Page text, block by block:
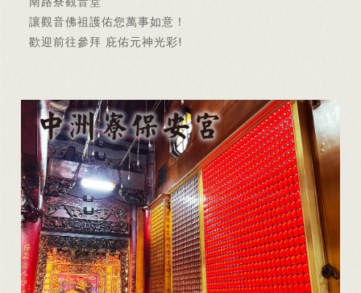
讓觀音佛祖護佑您萬事如意！
歡迎前往參拜 庇佑元神光彩!